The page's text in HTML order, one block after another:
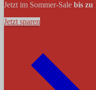
Jetzt im Sommer-Sale bis zu
Jetzt sparen